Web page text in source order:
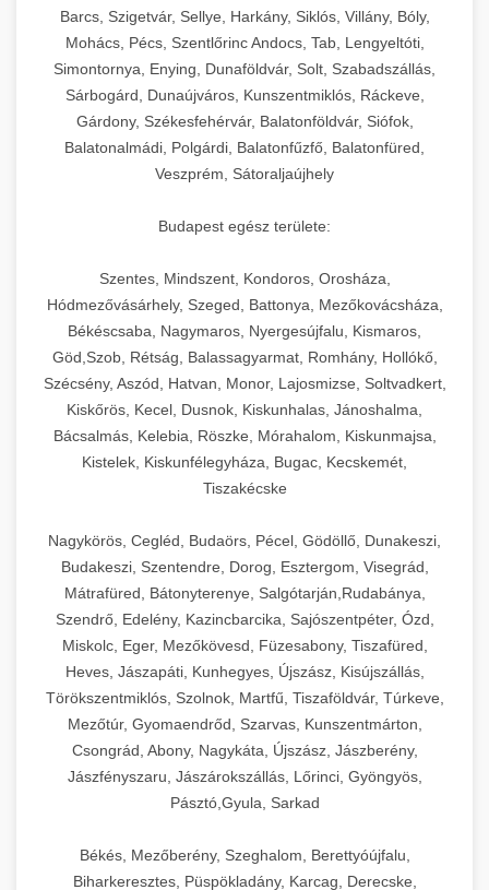
chef-iparikonyhagepek.hu
kereskedelmi tésztakeverő
élelmiszer-előkészítéshez. Precíziós vágás
állítható vastagság beállítással.
chef-iparikonyhagepek.hu
professzionális élelmiszer szeletelő
📦 22. Vákuumozó Gép +
Kereskedelmi vákuumcsomagoló berendezések
élelmiszerek tartósításához. Hosszabbítsa a
szavatossági időt és tartsa meg a termék
frissességét.
🎁 23. Vákuumfóliázó Gép +
Ipari vákuumfóliázó gépek professzionális
Hatékony lezárási és tartósítási megoldások.
chef-iparikonyhagepek.hu
kereskedelmi csomagoló gép
professzionális konyhák számára. Nagy
kapacitású sütő- és főzőberendezés precíz
hőmérséklet-szabályozással.
chef-iparikonyhagepek.hu
kereskedelmi sütősütő
❄️ 25. Ipari Hűtőszekrény +
Professzionális hűtőegységek és hűtőkamrák
kereskedelmi konyhák számára.
Energiahatékony hűtési megoldások nagy
kapacitással.
chef-iparikonyhagepek.hu
💧 26. Ipari Mosogatógép +
Kereskedelmi mosogatóberendezések nagy
forgalmú éttermi műveletekhez. Gyors tisztítási
ciklusok fertőtlenítési képességekkel.
chef-iparikonyhagepek.hu
🧀 27. Ipari Sajtreszelő Gép +
élelmiszer-előkészítéshez. Különböző reszelési
méretek különböző alkalmazásokhoz.
chef-iparikonyhagepek.hu
kereskedelmi sajtreszelő
🍳 28. Nagykonyhai
Berendezések
+
Teljes körű nagykonyhai berendezések és
professzionális vendéglátóipari kellékek.
Minden, ami szükséges éttermi és catering
műveletekhez.
chef-iparikonyhagepek.hu
kereskedelmi konyhai megoldások
Barcs, Szigetvár, Sellye, Harkány, Siklós, Villány, Bóly,
Mohács, Pécs, Szentlőrinc Andocs, Tab, Lengyeltóti,
Simontornya, Enying, Dunaföldvár, Solt, Szabadszállás,
Sárbogárd, Dunaújváros, Kunszentmiklós, Ráckeve,
Gárdony, Székesfehérvár, Balatonföldvár, Siófok,
Balatonalmádi, Polgárdi, Balatonfűzfő, Balatonfüred,
Veszprém, Sátoraljaújhely
Budapest egész területe:
Szentes, Mindszent, Kondoros, Orosháza,
Hódmezővásárhely, Szeged, Battonya, Mezőkovácsháza,
Békéscsaba, Nagymaros, Nyergesújfalu, Kismaros,
Göd,Szob, Rétság, Balassagyarmat, Romhány, Hollókő,
Szécsény, Aszód, Hatvan, Monor, Lajosmizse, Soltvadkert,
Kiskőrös, Kecel, Dusnok, Kiskunhalas, Jánoshalma,
Bácsalmás, Kelebia, Röszke, Mórahalom, Kiskunmajsa,
Kistelek, Kiskunfélegyháza, Bugac, Kecskemét,
Tiszakécske
Nagykörös, Cegléd, Budaörs, Pécel, Gödöllő, Dunakeszi,
Budakeszi, Szentendre, Dorog, Esztergom, Visegrád,
Mátrafüred, Bátonyterenye, Salgótarján,Rudabánya,
Szendrő, Edelény, Kazincbarcika, Sajószentpéter, Ózd,
Miskolc, Eger, Mezőkövesd, Füzesabony, Tiszafüred,
Heves, Jászapáti, Kunhegyes, Újszász, Kisújszállás,
Törökszentmiklós, Szolnok, Martfű, Tiszaföldvár, Túrkeve,
Mezőtúr, Gyomaendrőd, Szarvas, Kunszentmárton,
Csongrád, Abony, Nagykáta, Újszász, Jászberény,
Jászfényszaru, Jászárokszállás, Lőrinci, Gyöngyös,
Pásztó,Gyula, Sarkad
Békés, Mezőberény, Szeghalom, Berettyóújfalu,
Biharkeresztes, Püspökladány, Karcag, Derecske,